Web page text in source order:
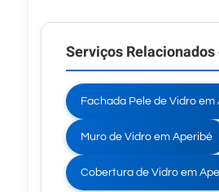
Serviços
Fachada Pele de Vidro em
Muro de Vidro em Aperibé
Cobertura de Vidro em